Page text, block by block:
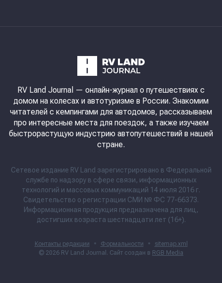
RV Land Journal — онлайн-журнал о путешествиях с
домом на колесах и автотуризме в России. Знакомим
читателей с кемпингами для автодомов, рассказываем
про интересные места для поездок, а также изучаем
быстрорастущую индустрию автопутешествий в нашей
стране.
Сетевое издание RV Land зарегистрировано в Федеральной
службе по надзору в сфере связи, информационных
технологий и массовых коммуникаций 14 июля 2016 г.
Свидетельство о регистрации СМИ № ФС 77-66373.
Информационная продукция предназначена для лиц,
достигших возраста шестнадцати лет (16+).
Контакты редакции • Формальности •
sitemap.xml
© 2026 RV Land Journal . Сайт создан в RGB Media